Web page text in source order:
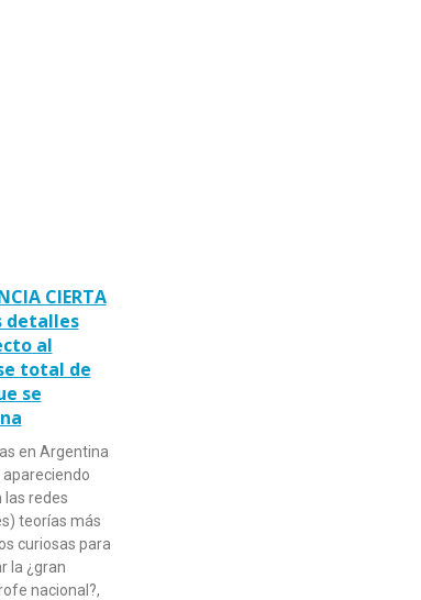
CIERTA
detalles
al
total de
se
en Argentina
apareciendo
las redes
teorías más
curiosas para
la ¿gran
nacional?,